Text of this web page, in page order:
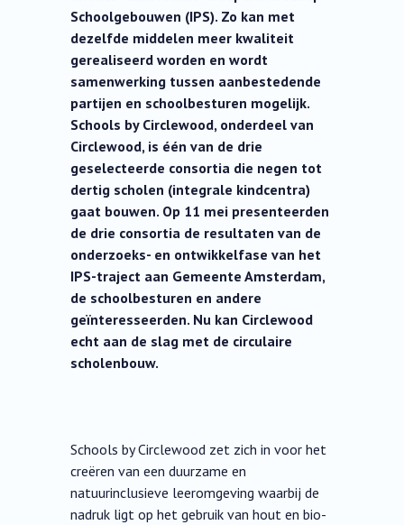
Schoolgebouwen (IPS). Zo kan met
dezelfde middelen meer kwaliteit
gerealiseerd worden en wordt
samenwerking tussen aanbestedende
partijen en schoolbesturen mogelijk.
Schools by Circlewood, onderdeel van
Circlewood, is één van de drie
geselecteerde consortia die negen tot
dertig scholen (integrale kindcentra)
gaat bouwen. Op 11 mei presenteerden
de drie consortia de resultaten van de
onderzoeks- en ontwikkelfase van het
IPS-traject aan Gemeente Amsterdam,
de schoolbesturen en andere
geïnteresseerden. Nu kan Circlewood
echt aan de slag met de circulaire
scholenbouw.
Schools by Circlewood zet zich in voor het
creëren van een duurzame en
natuurinclusieve leeromgeving waarbij de
nadruk ligt op het gebruik van hout en bio-